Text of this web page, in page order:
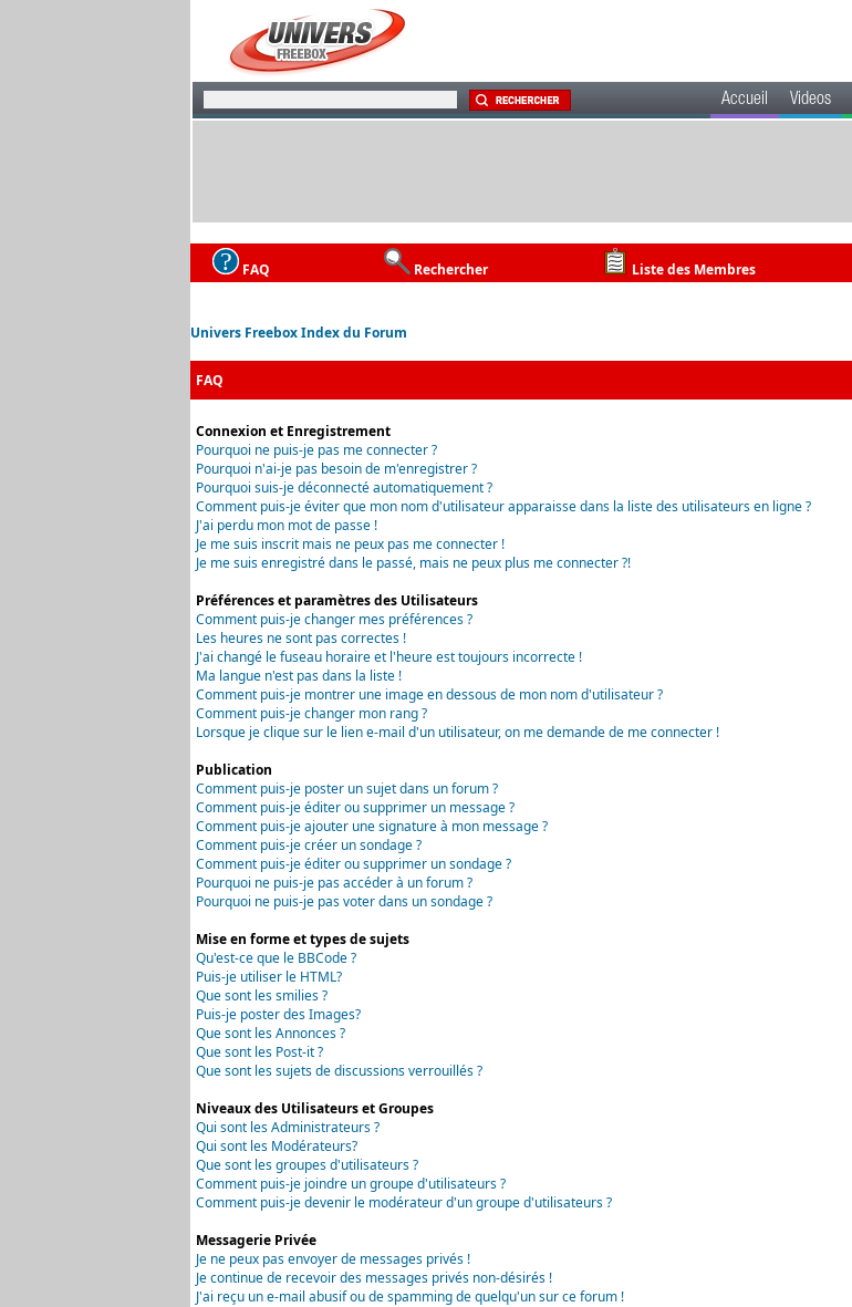
Accueil Videos
FAQ Rechercher Liste des Membres
Univers Freebox Index du Forum
FAQ
Connexion et Enregistrement
Pourquoi ne puis-je pas me connecter ?
Pourquoi n'ai-je pas besoin de m'enregistrer ?
Pourquoi suis-je déconnecté automatiquement ?
Comment puis-je éviter que mon nom d'utilisateur apparaisse dans la liste des utilisateurs en ligne ?
J'ai perdu mon mot de passe !
Je me suis inscrit mais ne peux pas me connecter !
Je me suis enregistré dans le passé, mais ne peux plus me connecter ?!
Préférences et paramètres des Utilisateurs
Comment puis-je changer mes préférences ?
Les heures ne sont pas correctes !
J'ai changé le fuseau horaire et l'heure est toujours incorrecte !
Ma langue n'est pas dans la liste !
Comment puis-je montrer une image en dessous de mon nom d'utilisateur ?
Comment puis-je changer mon rang ?
Lorsque je clique sur le lien e-mail d'un utilisateur, on me demande de me connecter !
Publication
Comment puis-je poster un sujet dans un forum ?
Comment puis-je éditer ou supprimer un message ?
Comment puis-je ajouter une signature à mon message ?
Comment puis-je créer un sondage ?
Comment puis-je éditer ou supprimer un sondage ?
Pourquoi ne puis-je pas accéder à un forum ?
Pourquoi ne puis-je pas voter dans un sondage ?
Mise en forme et types de sujets
Qu'est-ce que le BBCode ?
Puis-je utiliser le HTML?
Que sont les smilies ?
Puis-je poster des Images?
Que sont les Annonces ?
Que sont les Post-it ?
Que sont les sujets de discussions verrouillés ?
Niveaux des Utilisateurs et Groupes
Qui sont les Administrateurs ?
Qui sont les Modérateurs?
Que sont les groupes d'utilisateurs ?
Comment puis-je joindre un groupe d'utilisateurs ?
Comment puis-je devenir le modérateur d'un groupe d'utilisateurs ?
Messagerie Privée
Je ne peux pas envoyer de messages privés !
Je continue de recevoir des messages privés non-désirés !
J'ai reçu un e-mail abusif ou de spamming de quelqu'un sur ce forum !